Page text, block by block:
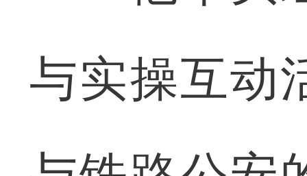
与实操互动